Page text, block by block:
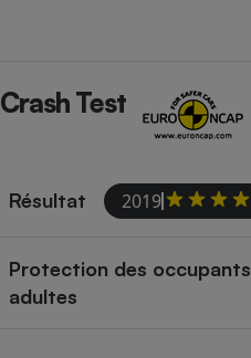
Crash Test
Résultat 2019
Protection des occupants
adultes